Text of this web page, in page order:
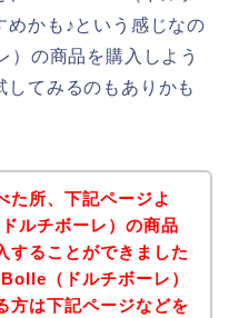
めかも♪という感じなの
の商品を購入しよう
てみるのもありかも
た所、下記ページよ
ルチボーレ）の商品
することができました
（ドルチボーレ）
方は下記ページなどを